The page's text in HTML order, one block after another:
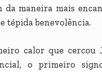
da maneira mais
tépida benevolência.
calor que cercou
o primeiro